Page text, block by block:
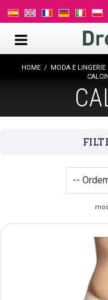
HOME MODA E LINGERIE